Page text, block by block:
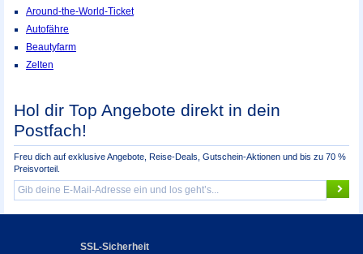
Around-the-World-Ticket
Autofähre
Beautyfarm
Zelten
Hol dir Top Angebote direkt in dein
Postfach!
Freu dich auf exklusive Angebote, Reise-Deals, Gutschein-Aktionen und bis zu 70 %
Preisvorteil.
SSL-Sicherheit